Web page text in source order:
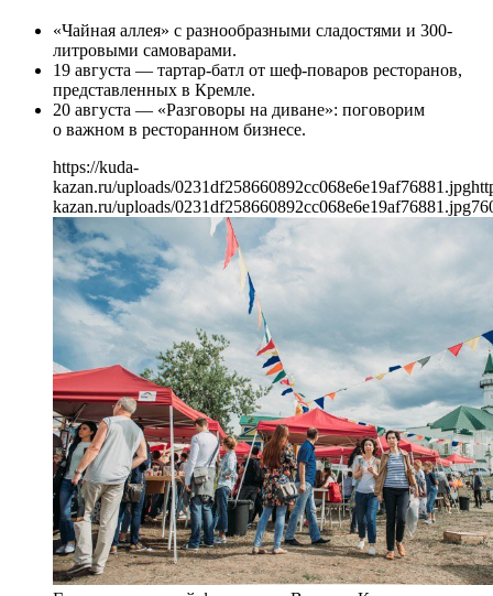
«Чайная аллея» с разнообразными сладостями и 300-
литровыми самоварами.
19 августа — тартар-батл от шеф-поваров ресторанов,
представленных в Кремле.
20 августа — «Разговоры на диване»: поговорим
о важном в ресторанном бизнесе.
https://kuda-
kazan.ru/uploads/0231df258660892cc068e6e19af76881.jpg
kazan.ru/uploads/0231df258660892cc068e6e19af76881.jpg